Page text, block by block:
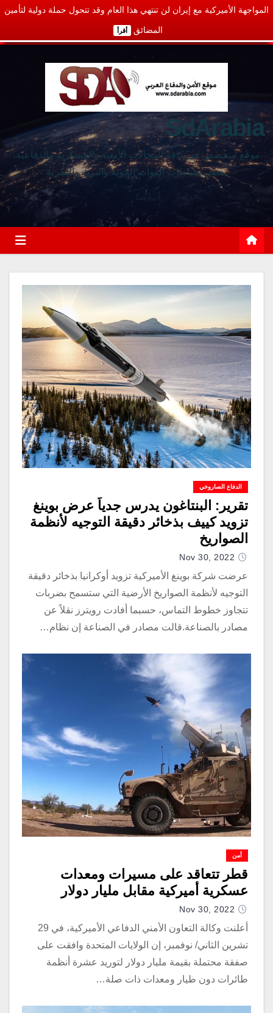
المواجهة الأميركية مع إيران لن تنتهي هذا العام وقد تتحول حملة دولية لتأمين
المضائق أقرأ
SdArabia
موقع متخصص في كافة المجالات الأمنية والعسكرية والدفاعية،
يغطي نشاطات القوات الجوية والبرية والبحرية
الدفاع الصاروخي
تقرير: البنتاغون يدرس جدياً عرض بوينغ
تزويد كييف بذخائر دقيقة التوجيه لأنظمة
الصواريخ
Nov 30, 2022
عرضت شركة بوينغ الأميركية تزويد أوكرانيا بذخائر دقيقة
التوجيه لأنظمة الصواريخ الأرضية التي ستسمح بضربات
تتجاوز خطوط التماس، حسبما أفادت رويترز نقلاً عن
مصادر بالصناعة.قالت مصادر في الصناعة إن نظام…
أمن
قطر تتعاقد على مسيرات ومعدات
عسكرية أميركية مقابل مليار دولار
Nov 30, 2022
أعلنت وكالة التعاون الأمني الدفاعي الأميركية، في 29
تشرين الثاني/ نوفمبر، إن الولايات المتحدة وافقت على
صفقة محتملة بقيمة مليار دولار لتوريد عشرة أنظمة
طائرات دون طيار ومعدات ذات صلة…